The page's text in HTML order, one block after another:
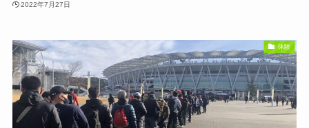
2022年7月27日
体験